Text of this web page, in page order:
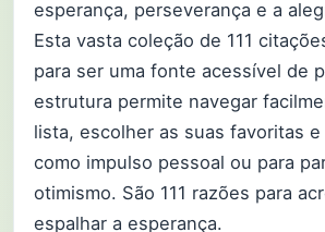
esperança, perseverança e a
Esta vasta coleção de 111
para ser uma fonte acessível de
estrutura permite navegar
lista, escolher as suas favoritas
como impulso pessoal ou para
otimismo. São 111 razões para
espalhar a esperança.